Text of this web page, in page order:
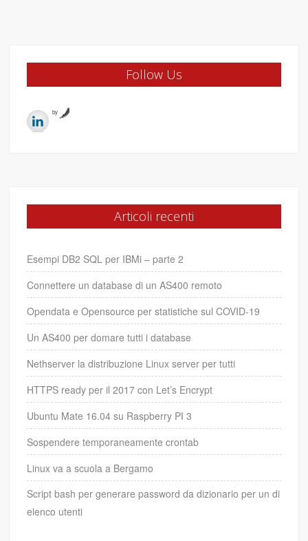
Follow Us
by
Articoli recenti
Esempi DB2 SQL per IBMi – parte 2
Connettere un database di un AS400 remoto
Opendata e Opensource per statistiche sul COVID-19
Un AS400 per domare tutti i database
Nethserver la distribuzione Linux server per tutti
HTTPS ready per il 2017 con Let’s Encrypt
Ubuntu Mate 16.04 su Raspberry PI 3
Sospendere temporaneamente crontab
Linux va a scuola a Bergamo
Script bash per generare password da dizionario per un di
elenco utenti